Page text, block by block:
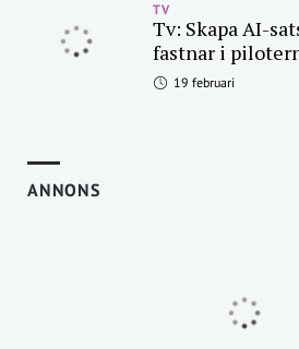
TV
Tv: Skapa AI-
fastnar i
19 februari
ANNONS